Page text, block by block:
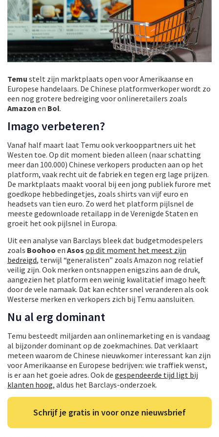
Temu stelt zijn marktplaats open voor Amerikaanse en
Europese handelaars. De Chinese platformverkoper wordt zo
een nog grotere bedreiging voor onlineretailers zoals
Amazon en Bol.
Imago verbeteren?
Vanaf half maart laat Temu ook verkooppartners uit het
Westen toe. Op dit moment bieden alleen (naar schatting
meer dan 100.000) Chinese verkopers producten aan op het
platform, vaak recht uit de fabriek en tegen erg lage prijzen.
De marktplaats maakt vooral bij een jong publiek furore met
goedkope hebbedingetjes, zoals shirts van vijf euro en
headsets van tien euro. Zo werd het platform pijlsnel de
meeste gedownloade retailapp in de Verenigde Staten en
groeit het ook pijlsnel in Europa.
Uit een analyse van Barclays bleek dat budgetmodespelers
zoals Boohoo en Asos op dit moment het meest zijn
bedreigd, terwijl “generalisten” zoals Amazon nog relatief
veilig zijn. Ook merken ontsnappen enigszins aan de druk,
aangezien het platform een weinig kwalitatief imago heeft
door de vele namaak. Dat kan echter snel veranderen als ook
Westerse merken en verkopers zich bij Temu aansluiten.
Nu al erg dominant
Temu besteedt miljarden aan onlinemarketing en is vandaag
al bijzonder dominant op de zoekmachines. Dat verklaart
meteen waarom de Chinese nieuwkomer interessant kan zijn
voor Amerikaanse en Europese bedrijven: wie traffiek wenst,
is er aan het goeie adres. Ook de gespendeerde tijd ligt bij
klanten hoog, aldus het Barclays-onderzoek.
Schrijf je gratis in voor onze nieuwsbrief